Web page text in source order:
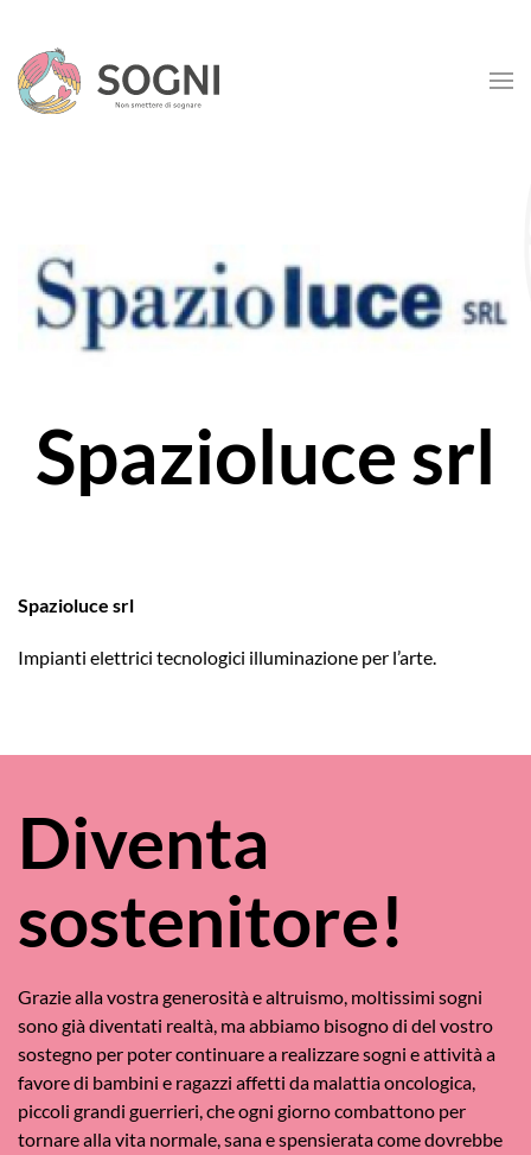
Skip to main content
Spazioluce srl
Spazioluce srl
Impianti elettrici tecnologici illuminazione per l’arte.
Diventa
sostenitore!
Grazie alla vostra generosità e altruismo, moltissimi sogni
sono già diventati realtà, ma abbiamo bisogno di del vostro
sostegno per poter continuare a realizzare sogni e attività a
favore di bambini e ragazzi affetti da malattia oncologica,
piccoli grandi guerrieri, che ogni giorno combattono per
tornare alla vita normale, sana e spensierata come dovrebbe